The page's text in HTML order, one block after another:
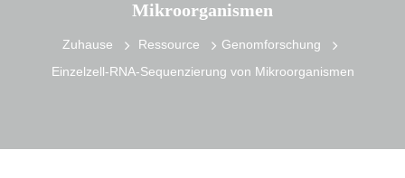
Mikroorganismen
Zuhause Ressource
Genomforschung
Einzelzell-RNA-Sequenzierung von Mikroorganismen